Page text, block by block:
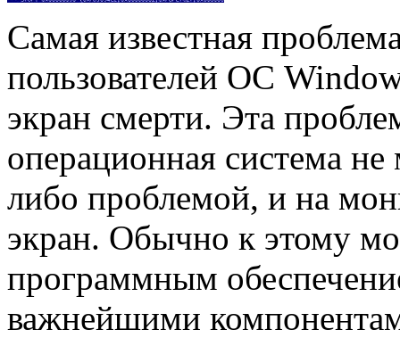
Самая известная
пользователей ОС
экран смерти. Эта
операционная система
либо проблемой, и на
экран. Обычно к этому
программным
важнейшими